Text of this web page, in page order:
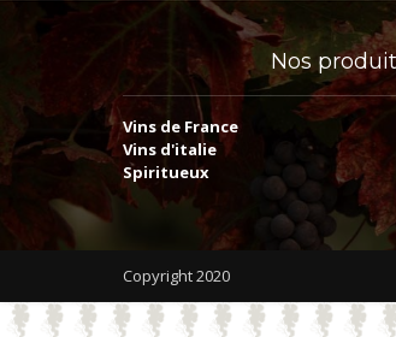
Nos
Vins de France
Vins d'italie
Spiritueux
Copyright 2020